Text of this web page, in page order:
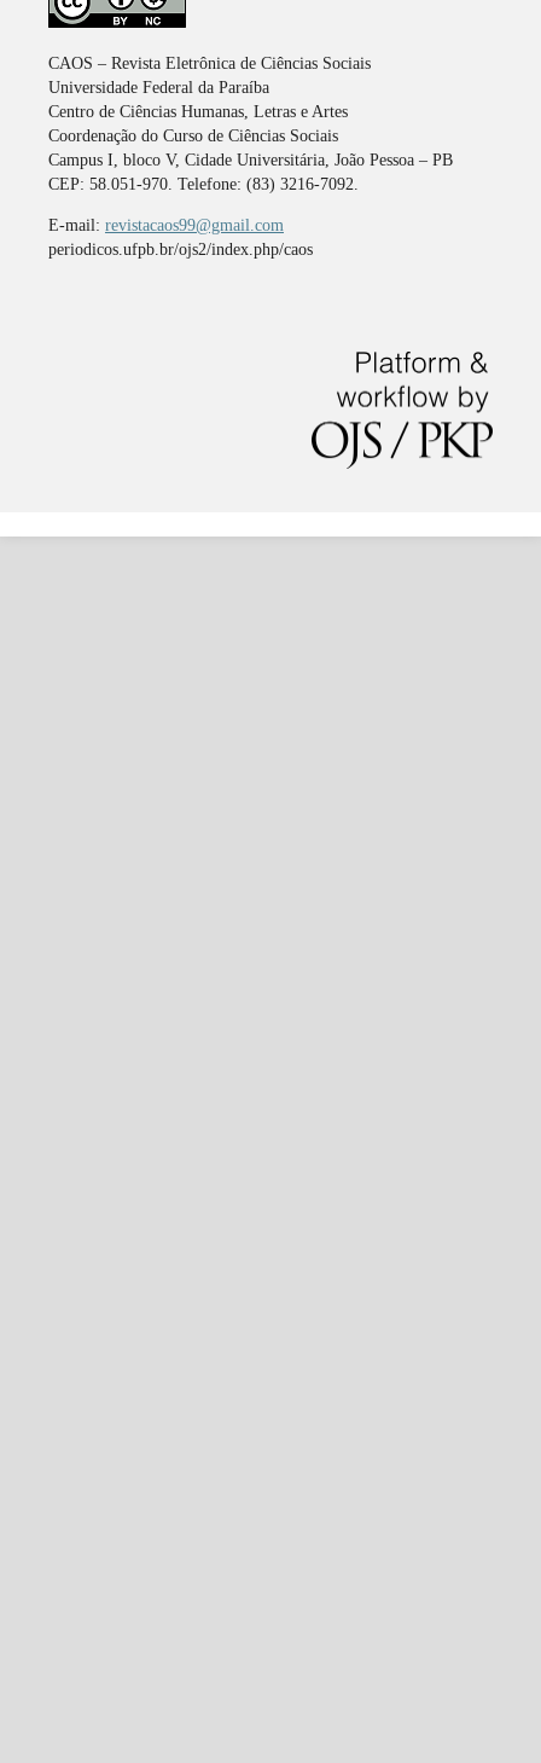
CAOS – Revista Eletrônica de Ciências Sociais
Universidade Federal da Paraíba
Centro de Ciências Humanas, Letras e Artes
Coordenação do Curso de Ciências Sociais
Campus I, bloco V, Cidade Universitária, João Pessoa – PB
CEP: 58.051-970. Telefone: (83) 3216-7092.
E-mail: revistacaos99@gmail.com
periodicos.ufpb.br/ojs2/index.php/caos